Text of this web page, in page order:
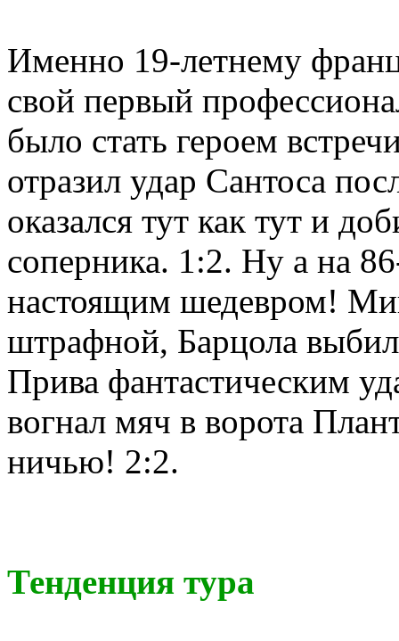
Именно 19-летнему
свой первый
было стать героем
отразил удар Сантоса
оказался тут как тут и
соперника. 1:2. Ну а на
настоящим шедевром!
штрафной, Барцола
Прива фантастическим
вогнал мяч в ворота
ничью! 2:2.
Тенденция тура